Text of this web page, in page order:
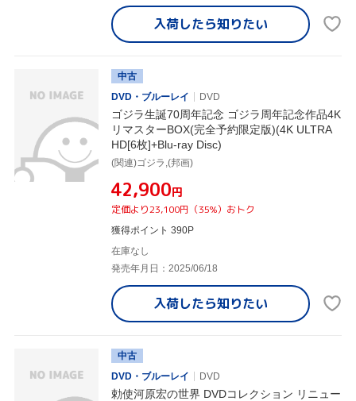
入荷したら知りたい
中古
DVD・ブルーレイ
DVD
ゴジラ生誕70周年記念 ゴジラ周年記念作品4K
リマスターBOX(完全予約限定版)(4K ULTRA
HD[6枚]+Blu-ray Disc)
(関連)ゴジラ,(邦画)
¥42,900円
定価より23,100円（35%）おトク
獲得ポイント 390P
在庫なし
発売年月日：2025/06/18
入荷したら知りたい
中古
DVD・ブルーレイ
DVD
勅使河原宏の世界 DVDコレクション リニュー